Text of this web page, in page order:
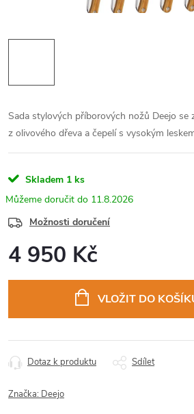
Sada stylových příborových nožů Deejo
z olivového dřeva a čepelí s vysokým
Skladem 1 ks
11.8.2026
Možnosti doručení
4 950 Kč
VLOŽIT DO
Dotaz k produktu Sdílet
Značka: Deejo